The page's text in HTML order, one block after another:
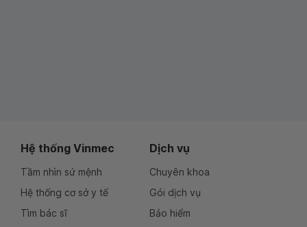
Hệ thống Vinmec
Tầm nhìn sứ mệnh
Hệ thống cơ sở y tế
Tìm bác sĩ
Dịch vụ
Chuyên khoa
Gói dịch vụ
Bảo hiểm